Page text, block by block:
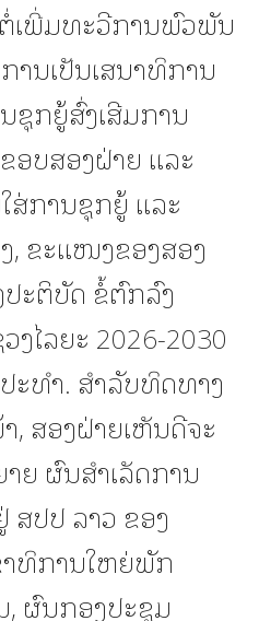
ເພີ່ມທະວີການພົວພັນ
ານເປັນເສນາທິການ
ຊຸກຍູ້ສົ່ງເສີມການ
ບສອງຝ່າຍ ແລະ
ສ່ການຊຸກຍູ້ ແລະ
, ຂະແໜງຂອງສອງ
ະຕິບັດ ຂໍ້ຕົກລົງ
ໄລຍະ 2026-2030
ະທໍາ. ສໍາລັບທິດທາງ
ສອງຝ່າຍເຫັນດີຈະ
ຍ ຜົນສຳເລັດການ
ສປປ ລາວ ຂອງ
າທິການໃຫຍ່ພັກ
ຜົນກອງປະຊຸມ